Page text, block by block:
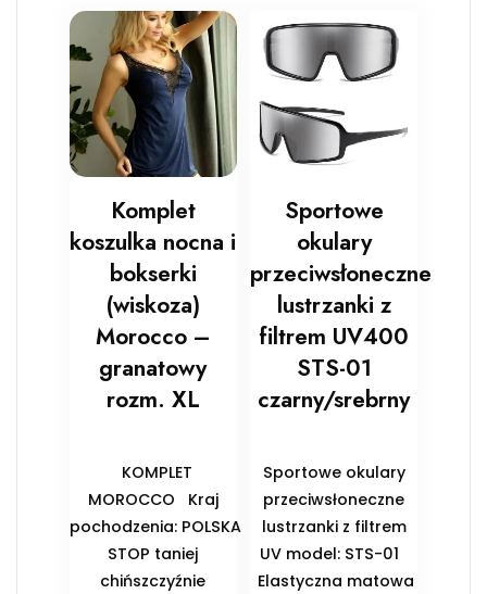
Komplet
koszulka nocna i
bokserki
(wiskoza)
Morocco –
granatowy
rozm. XL
KOMPLET
MOROCCO Kraj
pochodzenia: POLSKA
STOP taniej
chińszczyźnie
Sportowe
okulary
przeciwsłoneczne
lustrzanki z
filtrem UV400
STS-01
czarny/srebrny
Sportowe okulary
przeciwsłoneczne
lustrzanki z filtrem
UV model: STS-01
Elastyczna matowa